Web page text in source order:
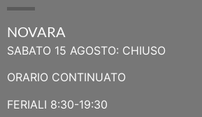
NOVARA
SABATO 15 AGOSTO: CHIUSO
ORARIO CONTINUATO
FERIALI 8:30-19:30